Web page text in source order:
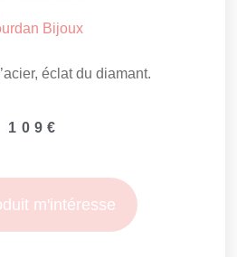
Bijoux
éclat du diamant.
109€
m'intéresse